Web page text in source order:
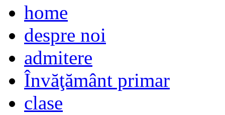
home
despre noi
admitere
Învăţământ primar
clase